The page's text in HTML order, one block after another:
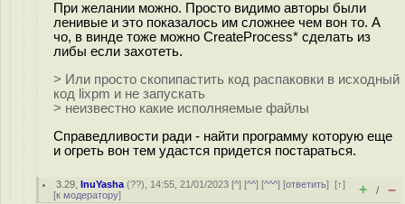
При желании можно. Просто видимо авторы были
ленивые и это показалось им сложнее чем вон то. А
чо, в винде тоже можно CreateProcess* сделать из
либы если захотеть.
> Или просто скопипастить код распаковки в исходный
код lixpm и не запускать
> неизвестно какие исполняемые файлы
Справедливости ради - найти программу которую еще
и огреть вон тем удастся придется постараться.
3.29 ,InuYasha (??), 14:55, 21/01/2023 [^] [^^] [^^^] [ответить][↑]
[к модератору] + / –